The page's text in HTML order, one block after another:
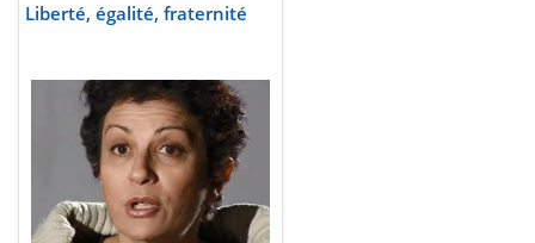
Liberté, égalité, fraternité